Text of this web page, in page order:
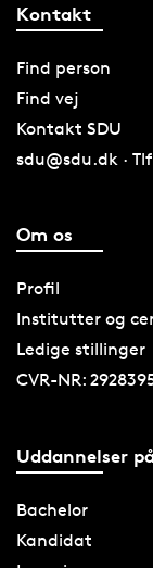
Kontakt
Find person
Find vej
Kontakt SDU
sdu@sdu.dk ·
Om os
Profil
Institutter og
Ledige stillinger
CVR-NR:
Uddannelser
Bachelor
Kandidat